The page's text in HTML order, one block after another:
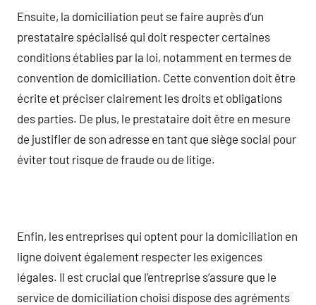
Ensuite, la domiciliation peut se faire auprès d’un
prestataire spécialisé qui doit respecter certaines
conditions établies par la loi, notamment en termes de
convention de domiciliation. Cette convention doit être
écrite et préciser clairement les droits et obligations
des parties. De plus, le prestataire doit être en mesure
de justifier de son adresse en tant que siège social pour
éviter tout risque de fraude ou de litige.
Enfin, les entreprises qui optent pour la domiciliation en
ligne doivent également respecter les exigences
légales. Il est crucial que l’entreprise s’assure que le
service de domiciliation choisi dispose des agréments